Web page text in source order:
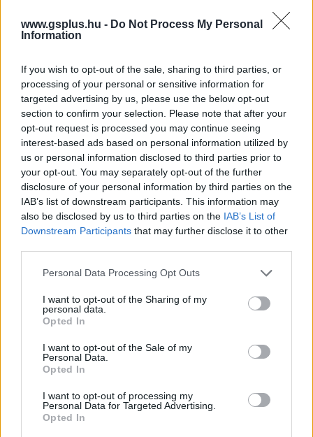
www.gsplus.hu - Do Not Process My Personal
Information
If you wish to opt-out of the sale, sharing to third parties, or
processing of your personal or sensitive information for
targeted advertising by us, please use the below opt-out
section to confirm your selection. Please note that after your
opt-out request is processed you may continue seeing
interest-based ads based on personal information utilized by
us or personal information disclosed to third parties prior to
your opt-out. You may separately opt-out of the further
disclosure of your personal information by third parties on the
IAB’s list of downstream participants. This information may
also be disclosed by us to third parties on the IAB’s List of
Downstream Participants that may further disclose it to other
Please note that this website/app uses one or more Google
not limited to your visit or usage behaviour. You may click to
grant or deny consent to Google and its third-party tags to
use your data for below specified purposes in below Google
consent section.
Personal Data Processing Opt Outs
I want to opt-out of the Sharing of my
personal data.
Opted In
I want to opt-out of the Sale of my
Personal Data.
Opted In
I want to opt-out of processing my
Personal Data for Targeted Advertising.
Opted In
a helyzet kárvallottja, mélységesen felháborítónak
tartom, hogy egy ekkora jelentőségű és ekkora
de lehet, hogy ezrei maradnak ki egy olyan hiba miatt,
aminek kapcsán kilométerekről látni lehetett, hogy
pontosan ezt fogja eredményezni. És ez még csak a
bejutás. Előre félek, hogy mi lesz a panelek kiosztásánál,
ugyanis míg korábban lottón kellett részt venni, hogy az
ember megnyerhesse a bejutást, a legutóbbi, Japánban
rendezett esemény óta az is ugyanebben a sorban állós
rendszerben történik. Beállsz a sorba, bejutsz, amikor
bejutsz, és helyet foglalsz arra a panelra, amire még van
elérhető hely.
összekapják magukat, de a sorozatos fiaskók nyomán
Celebration megszervezésével most már egy másik
céget bíz majd meg a ReedPop, mert ez már tényleg
tarthatatlan.
Rengeteg hír és cikk vár rád, lehet, hogy éppen nem